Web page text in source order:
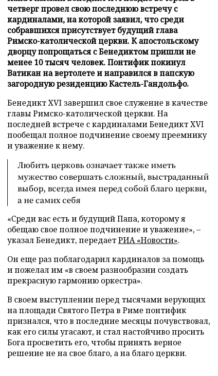
четверг провел свою последнюю встречу с
кардиналами, на которой заявил, что среди
собравшихся присутствует будущий глава
Римско-католической церкви. К апостольскому
дворцу попрощаться с Бенедиктом пришли не
менее 10 тысяч человек. Понтифик покинул
Ватикан на вертолете и направился в папскую
загородную резиденцию Кастель-Гандольфо.
Бенедикт XVI завершил свое служение в качестве
главы Римско-католической церкви. На
последней встрече с кардиналами Бенедикт XVI
пообещал полное подчинение своему преемнику
и уважение к нему.
Любить церковь означает также иметь
мужество совершать сложный, выстраданный
выбор, всегда имея перед собой благо церкви,
а не самих себя
«Среди вас есть и будущий Папа, которому я
обещаю свое полное подчинение и уважение», –
указал Бенедикт, передаетРИА «Новости».
Он еще раз поблагодарил кардиналов за помощь
и пожелал им «в своем разнообразии создать
прекрасную гармонию оркестра».
В своем выступлении перед тысячами верующих
на площади Святого Петра в Риме понтифик
признался, что в последние месяцы почувствовал,
как его силы угасают, и стал настойчиво просить
Бога просветить его, чтобы принять верное
решение не на свое благо, а на благо церкви.